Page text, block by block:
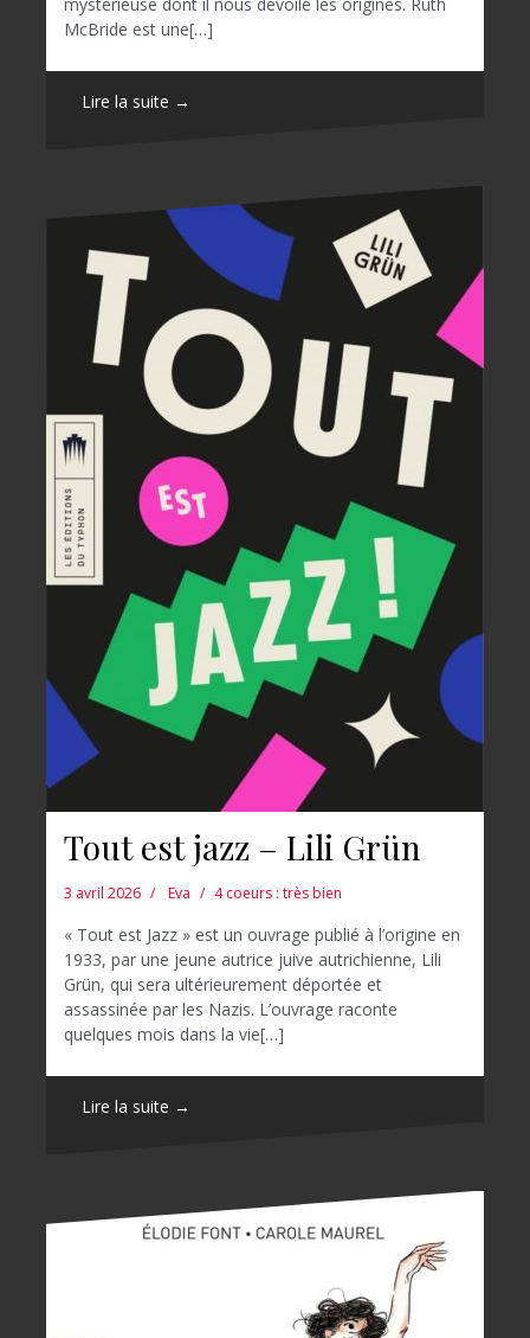
mystérieuse dont il nous dévoile les origines. Ruth
McBride est une[…]
Lire la suite →
Tout est jazz – Lili Grün
3 avril 2026 Eva 4 coeurs : très bien
« Tout est Jazz » est un ouvrage publié à l’origine en
1933, par une jeune autrice juive autrichienne, Lili
Grün, qui sera ultérieurement déportée et
assassinée par les Nazis. L’ouvrage raconte
quelques mois dans la vie[…]
Lire la suite →